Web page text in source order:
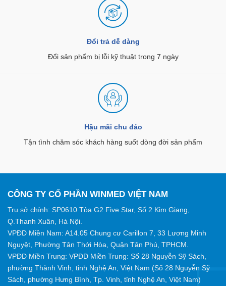
Đổi trả dễ dàng
Đổi sản phẩm bị lỗi kỹ thuật trong 7 ngày
Hậu mãi chu đáo
Tận tình chăm sóc khách hàng suốt dòng đời sản phẩm
CÔNG TY CỔ PHẦN WINMED VIỆT NAM
Trụ sở chính: SP0610 Tòa G2 Five Star, Số 2 Kim Giang,
Q.Thanh Xuân, Hà Nội.
VPĐD Miền Nam: A14.05 Chung cư Carillon 7, 33 Lương Minh
Nguyệt, Phường Tân Thới Hòa, Quận Tân Phú, TPHCM.
VPĐD Miền Trung: VPĐD Miền Trung: Số 28 Nguyễn Sỹ Sách,
phường Thành Vinh, tỉnh Nghệ An, Việt Nam (Số 28 Nguyễn Sỹ
Sách, phường Hưng Bình, Tp. Vinh, tỉnh Nghệ An, Việt Nam)